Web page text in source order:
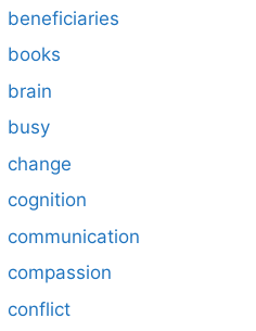
beneficiaries
books
brain
busy
change
cognition
communication
compassion
conflict